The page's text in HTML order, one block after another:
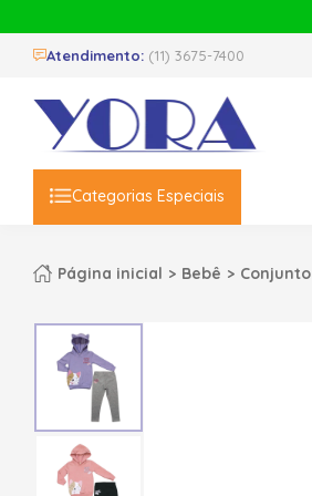
Atendimento: (11) 3675-7400
Categorias Especiais
Página inicial Bebê Conjunto